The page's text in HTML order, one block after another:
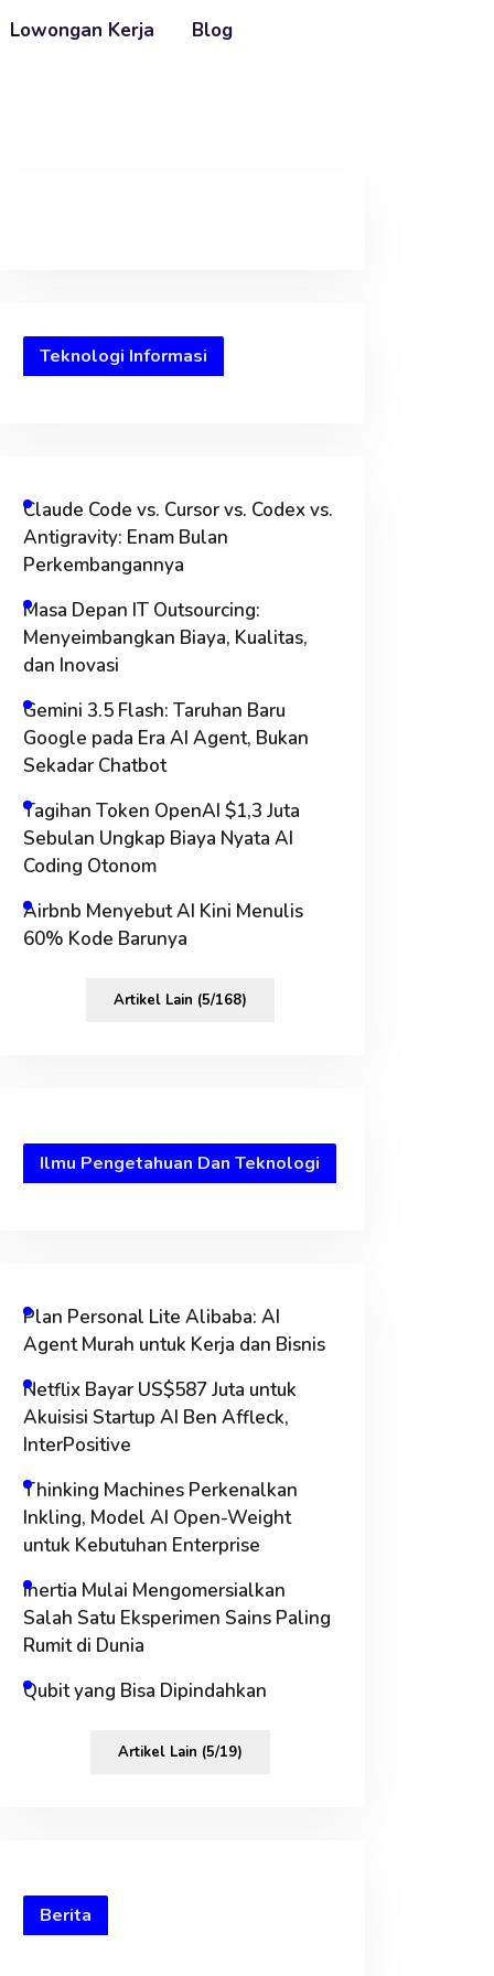
Lowongan Kerja Blog
Teknologi Informasi
Claude Code vs. Cursor vs. Codex vs.
Antigravity: Enam Bulan
Perkembangannya
Masa Depan IT Outsourcing:
Menyeimbangkan Biaya, Kualitas,
dan Inovasi
Gemini 3.5 Flash: Taruhan Baru
Google pada Era AI Agent, Bukan
Sekadar Chatbot
Tagihan Token OpenAI $1,3 Juta
Sebulan Ungkap Biaya Nyata AI
Coding Otonom
Airbnb Menyebut AI Kini Menulis
60% Kode Barunya
Artikel Lain (5/168)
Ilmu Pengetahuan Dan Teknologi
Plan Personal Lite Alibaba: AI
Agent Murah untuk Kerja dan Bisnis
Netflix Bayar US$587 Juta untuk
Akuisisi Startup AI Ben Affleck,
InterPositive
Thinking Machines Perkenalkan
Inkling, Model AI Open-Weight
untuk Kebutuhan Enterprise
Inertia Mulai Mengomersialkan
Salah Satu Eksperimen Sains Paling
Rumit di Dunia
Qubit yang Bisa Dipindahkan
Artikel Lain (5/19)
Berita